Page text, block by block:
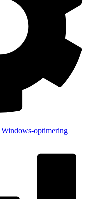
optimering